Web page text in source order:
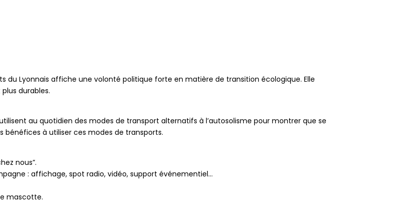
du Lyonnais affiche une volonté politique forte en matière de transition écologique. Elle
durables.
au quotidien des modes de transport alternatifs à l’autosolisme pour montrer que se
bénéfices à utiliser ces modes de transports.
nous”.
: affichage, spot radio, vidéo, support événementiel…
mascotte.